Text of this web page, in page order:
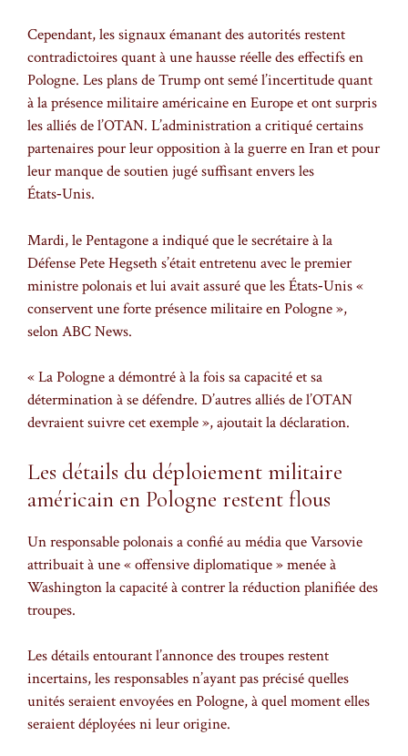
Cependant, les signaux émanant des autorités restent
contradictoires quant à une hausse réelle des effectifs en
Pologne. Les plans de Trump ont semé l’incertitude quant
à la présence militaire américaine en Europe et ont surpris
les alliés de l’OTAN. L’administration a critiqué certains
partenaires pour leur opposition à la guerre en Iran et pour
leur manque de soutien jugé suffisant envers les
États‑Unis.
Mardi, le Pentagone a indiqué que le secrétaire à la
Défense Pete Hegseth s’était entretenu avec le premier
ministre polonais et lui avait assuré que les États‑Unis «
conservent une forte présence militaire en Pologne »,
selon ABC News.
« La Pologne a démontré à la fois sa capacité et sa
détermination à se défendre. D’autres alliés de l’OTAN
devraient suivre cet exemple », ajoutait la déclaration.
Les détails du déploiement militaire
américain en Pologne restent flous
Un responsable polonais a confié au média que Varsovie
attribuait à une « offensive diplomatique » menée à
Washington la capacité à contrer la réduction planifiée des
troupes.
Les détails entourant l’annonce des troupes restent
incertains, les responsables n’ayant pas précisé quelles
unités seraient envoyées en Pologne, à quel moment elles
seraient déployées ni leur origine.